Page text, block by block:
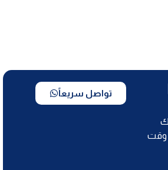
وقت
تواصل سريعاً